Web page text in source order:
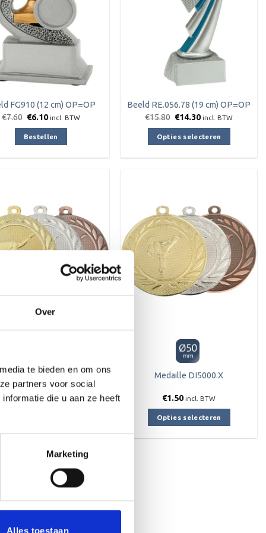
Over
te bieden en om ons
partners voor social
die u aan ze heeft
Marketing
Alles toestaan
FG910 (12 cm) OP=OP
€7.60 Oorspronkelijke
was:
€7.60.
€6.10Huidige
is:
€6.10.
incl. BTW
Bestellen
Beeld RE.056.78 (19 cm) OP=OP
€15.80 Oorspronkelijke
€15.80.
€14.30Huidige
is:
€14.30.
incl. BTW
Opties selecteren
variaties.
Deze
optie
kan
gekozen
worden
op
Toevoegen
aan
verlanglijst
– DI5000.I
€1.50 incl. BTW
Dit
heeft
meerdere
variaties.
Deze
kan
Toevoegen
aan
verlanglijst
Medaille DI5000.X
€1.50 incl. BTW
Opties selecteren
Toevoegen
aan